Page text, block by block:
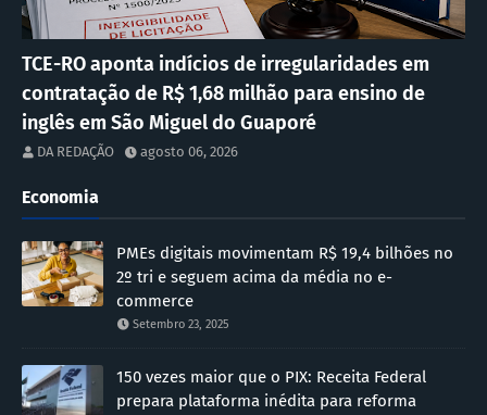
TCE-RO aponta indícios de irregularidades em
contratação de R$ 1,68 milhão para ensino de
inglês em São Miguel do Guaporé
DA REDAÇÃO agosto 06, 2026
Economia
PMEs digitais movimentam R$ 19,4 bilhões no
2º tri e seguem acima da média no e-
commerce
Setembro 23, 2025
150 vezes maior que o PIX: Receita Federal
prepara plataforma inédita para reforma